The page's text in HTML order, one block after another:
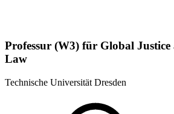
Professur (W3) für Global
Law
Technische Universität Dresden